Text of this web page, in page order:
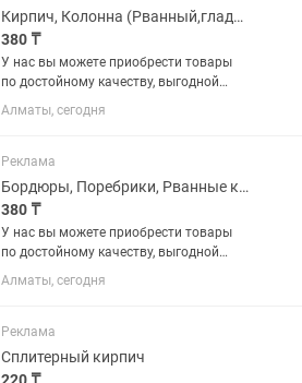
Кирпич, Колонна (Рванный,гладкий), Шляпы для забора
380 ₸
У нас вы можете приобрести товары
по достойному качеству, выгодной
цене и по гарантии. В наличии имеются
различные виды на «БРУСЧАТКА» ,
(мрамор)», «ПЛИТКА» ,...
Алматы, сегодня
Реклама
Бордюры, Поребрики, Рванные кирпичи
380 ₸
У нас вы можете приобрести товары
по достойному качеству, выгодной
цене и по гарантии. В наличии имеются
различные виды на «БРУСЧАТКА» ,
(мрамор)», «ПЛИТКА» ,...
Алматы, сегодня
Реклама
Сплитерный кирпич